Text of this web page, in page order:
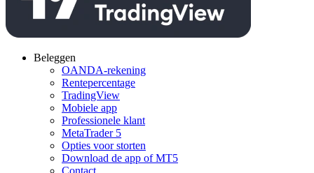
Beleggen
OANDA-rekening
Rentepercentage
TradingView
Mobiele app
Professionele klant
MetaTrader 5
Opties voor storten
Download de app of MT5
Contact